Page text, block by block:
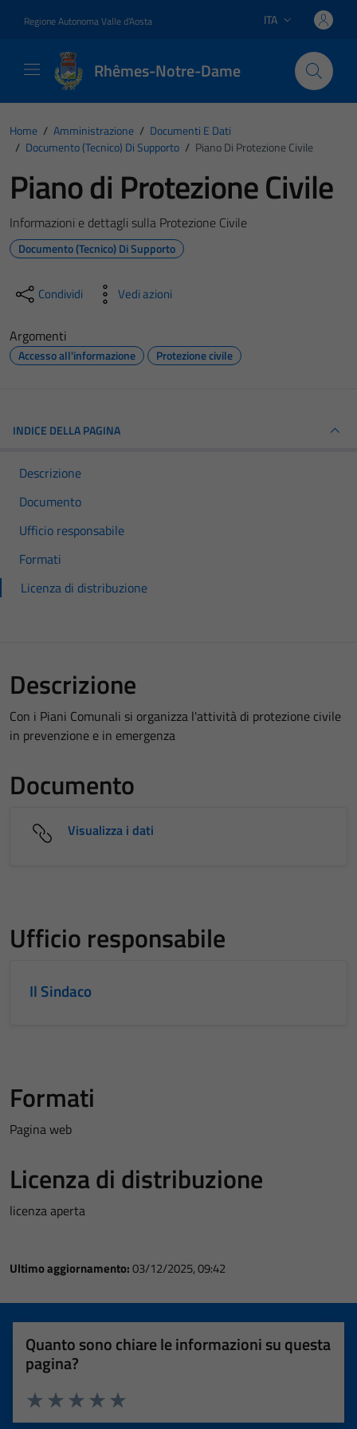
Regione Autonoma Valle d'Aosta Lingua attiva:
ITA
Rhêmes-Notre-Dame
Home / Amministrazione / Documenti E Dati
/ Documento (tecnico) Di Supporto / Piano Di Protezione Civile
Piano di Protezione Civile
Informazioni e dettagli sulla Protezione Civile
Documento (tecnico) Di Supporto
Condividi Vedi azioni
Argomenti
Accesso all'informazione Protezione civile
INDICE DELLA PAGINA
Descrizione
Documento
Ufficio responsabile
Formati
Licenza di distribuzione
Descrizione
Con i Piani Comunali si organizza l'attività di protezione civile
in prevenzione e in emergenza
Documento
Visualizza i dati
Ufficio responsabile
Il Sindaco
Formati
Pagina web
Licenza di distribuzione
licenza aperta
Ultimo aggiornamento:03/12/2025, 09:42
Quanto sono chiare le informazioni su questa
pagina?
Valuta 5 stelle su 5
Valuta 4 stelle su 5
Valuta 3 stelle su 5
Valuta 2 stelle su 5
Valuta 1 stelle su 5